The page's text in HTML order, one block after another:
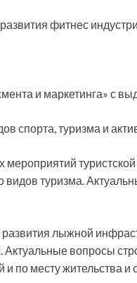
фитнес
и маркетинга» с
спорта, туризма и
мероприятий
туризма.
лыжной
Актуальные вопросы
по месту жительства и